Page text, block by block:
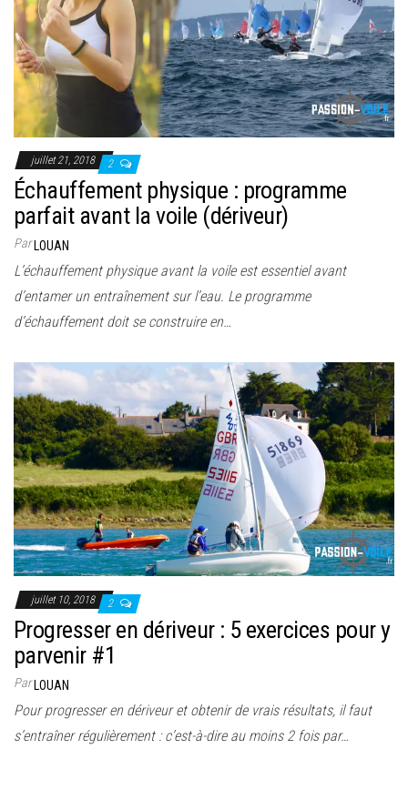
juillet 21, 2018 2
Échauffement physique : programme
parfait avant la voile (dériveur)
ParLOUAN
L’échauffement physique avant la voile est essentiel avant
d’entamer un entraînement sur l’eau. Le programme
d’échauffement doit se construire en…
juillet 10, 2018 2
Progresser en dériveur : 5 exercices pour y
parvenir #1
ParLOUAN
Pour progresser en dériveur et obtenir de vrais résultats, il faut
s’entraîner régulièrement : c’est-à-dire au moins 2 fois par…